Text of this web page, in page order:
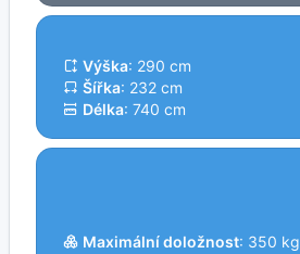
Výška: 290 cm
Šířka: 232 cm
Délka: 740 cm
Maximální doložnost: 350 kg